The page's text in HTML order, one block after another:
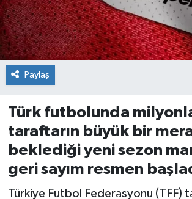
Paylaş
Türk futbolunda
taraftarın büyük bir
beklediği yeni sezon
geri sayım resmen
Türkiye Futbol Federasyonu (TFF)
EKONOMİ
Erdek
Gömeç
Gönen
İvrindi